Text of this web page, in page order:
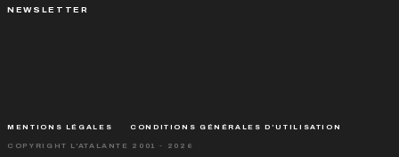
NEWSLETTER
MENTIONS LÉGALES CONDITIONS GÉNÉRALES D’UTILISATION
COPYRIGHT L'ATALANTE 2001 - 2026